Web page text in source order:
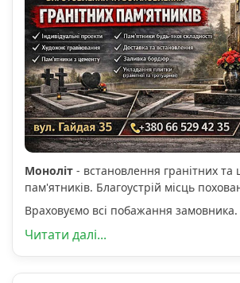
Моноліт - встановлення гранітних та
пам'ятників. Благоустрій місць
Враховуємо всі побажання замовника.
Читати далі...